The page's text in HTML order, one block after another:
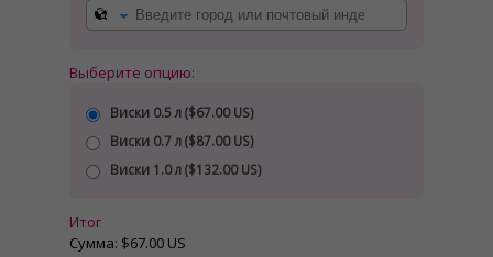
Выберите опцию:
Виски 0.5 л ($67.00 US)
Виски 0.7 л ($87.00 US)
Виски 1.0 л ($132.00 US)
Итог
Сумма: $67.00 US